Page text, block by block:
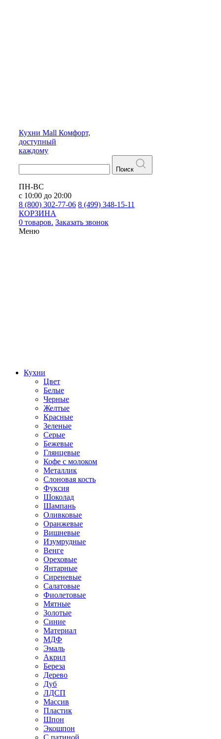
Кухни Mall Комфорт,
доступный
каждому
Поиск
ПН-ВС
с 10:00 до 20:00
8 (800) 302-77-06 8 (499) 348-15-11
КОРЗИНА
0 товаров. Заказать звонок
Меню
Кухни
Цвет
Белые
Черные
Желтые
Красные
Зеленые
Серые
Бежевые
Глянцевые
Кофе с молоком
Металлик
Слоновая кость
Фуксия
Шоколад
Шампань
Оливковые
Оранжевые
Вишневые
Изумрудные
Венге
Ореховые
Янтарные
Сиреневые
Салатовые
Фиолетовые
Мятные
Золотые
Синие
Материал
МДФ
Эмаль
Акрил
Береза
Дерево
Дуб
ЛДСП
Массив
Пластик
Шпон
Экошпон
С патиной